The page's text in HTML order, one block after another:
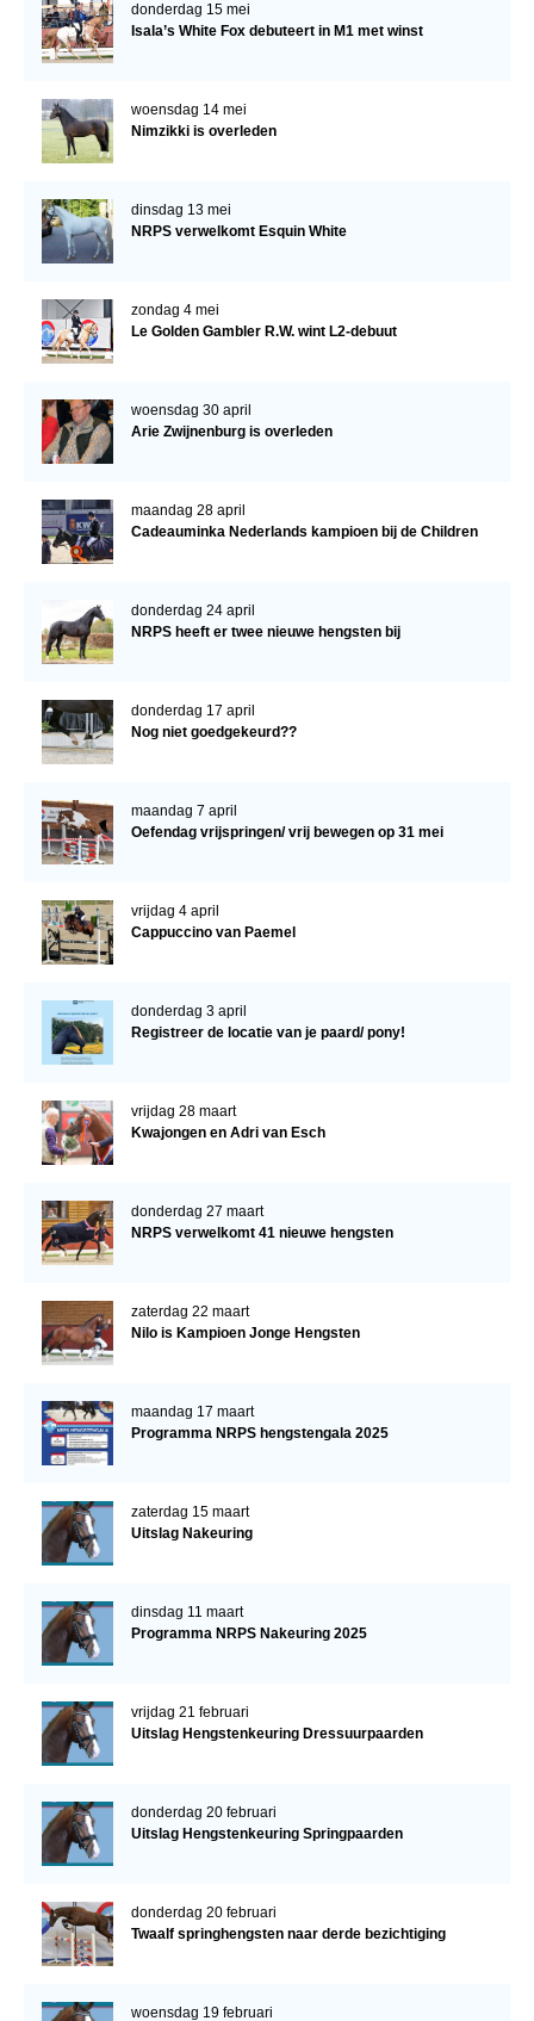
donderdag 15 mei
Isala’s White Fox debuteert in M1 met winst
woensdag 14 mei
Nimzikki is overleden
dinsdag 13 mei
NRPS verwelkomt Esquin White
zondag 4 mei
Le Golden Gambler R.W. wint L2-debuut
woensdag 30 april
Arie Zwijnenburg is overleden
maandag 28 april
Cadeauminka Nederlands kampioen bij de Children
donderdag 24 april
NRPS heeft er twee nieuwe hengsten bij
donderdag 17 april
Nog niet goedgekeurd??
maandag 7 april
Oefendag vrijspringen/ vrij bewegen op 31 mei
vrijdag 4 april
Cappuccino van Paemel
donderdag 3 april
Registreer de locatie van je paard/ pony!
vrijdag 28 maart
Kwajongen en Adri van Esch
donderdag 27 maart
NRPS verwelkomt 41 nieuwe hengsten
zaterdag 22 maart
Nilo is Kampioen Jonge Hengsten
maandag 17 maart
Programma NRPS hengstengala 2025
zaterdag 15 maart
Uitslag Nakeuring
dinsdag 11 maart
Programma NRPS Nakeuring 2025
vrijdag 21 februari
Uitslag Hengstenkeuring Dressuurpaarden
donderdag 20 februari
Uitslag Hengstenkeuring Springpaarden
donderdag 20 februari
Twaalf springhengsten naar derde bezichtiging
woensdag 19 februari